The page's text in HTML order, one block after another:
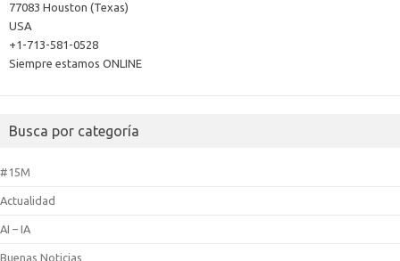
77083 Houston (Texas)
USA
+1-713-581-0528
Siempre estamos ONLINE
Busca por categoría
#15M
Actualidad
AI – IA
Buenas Noticias